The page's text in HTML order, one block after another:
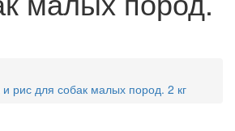
рис для собак малых пород. 2 кг